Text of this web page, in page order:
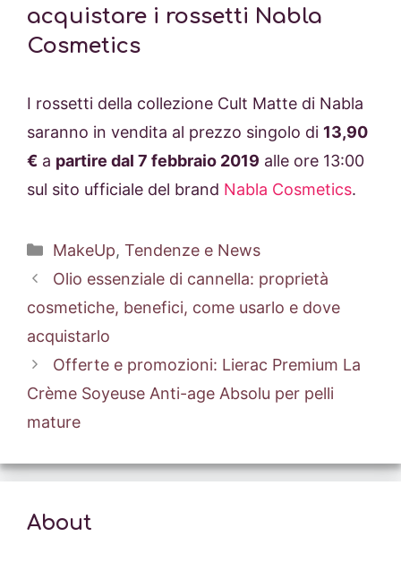
acquistare i rossetti Nabla
Cosmetics
I rossetti della collezione Cult Matte di Nabla
saranno in vendita al prezzo singolo di 13,90
€ a partire dal 7 febbraio 2019 alle ore 13:00
sul sito ufficiale del brand Nabla Cosmetics.
Categorie
MakeUp, Tendenze e News
Olio essenziale di cannella: proprietà
cosmetiche, benefici, come usarlo e dove
acquistarlo
Offerte e promozioni: Lierac Premium La
Crème Soyeuse Anti-age Absolu per pelli
mature
About